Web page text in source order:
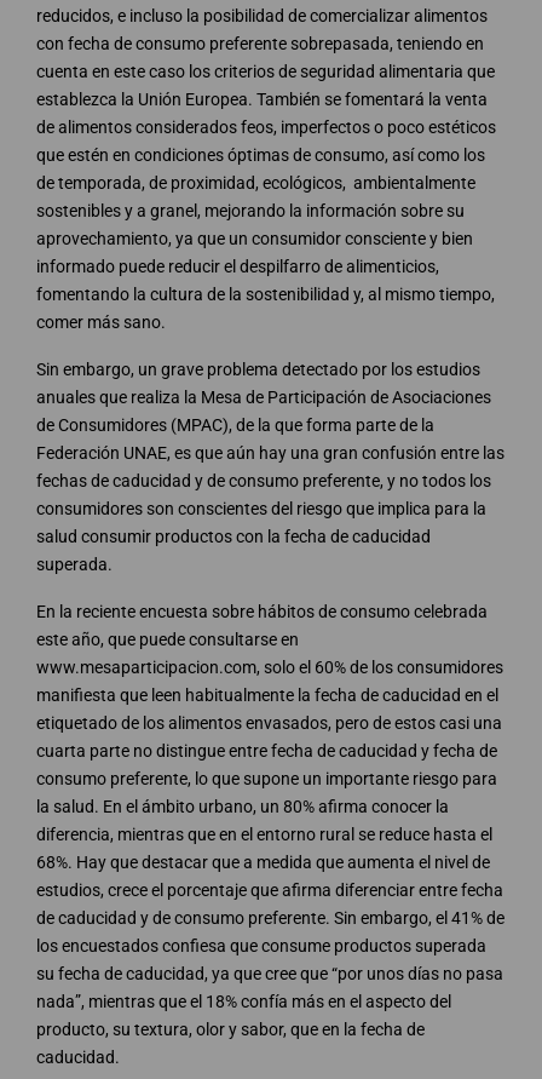
reducidos, e incluso la posibilidad de comercializar alimentos
con fecha de consumo preferente sobrepasada, teniendo en
cuenta en este caso los criterios de seguridad alimentaria que
establezca la Unión Europea. También se fomentará la venta
de alimentos considerados feos, imperfectos o poco estéticos
que estén en condiciones óptimas de consumo, así como los
de temporada, de proximidad, ecológicos, ambientalmente
sostenibles y a granel, mejorando la información sobre su
aprovechamiento, ya que un consumidor consciente y bien
informado puede reducir el despilfarro de alimenticios,
fomentando la cultura de la sostenibilidad y, al mismo tiempo,
comer más sano.
Sin embargo, un grave problema detectado por los estudios
anuales que realiza la Mesa de Participación de Asociaciones
de Consumidores (MPAC), de la que forma parte de la
Federación UNAE, es que aún hay una gran confusión entre las
fechas de caducidad y de consumo preferente, y no todos los
consumidores son conscientes del riesgo que implica para la
salud consumir productos con la fecha de caducidad
superada.
En la reciente encuesta sobre hábitos de consumo celebrada
este año, que puede consultarse en
www.mesaparticipacion.com, solo el 60% de los consumidores
manifiesta que leen habitualmente la fecha de caducidad en el
etiquetado de los alimentos envasados, pero de estos casi una
cuarta parte no distingue entre fecha de caducidad y fecha de
consumo preferente, lo que supone un importante riesgo para
la salud. En el ámbito urbano, un 80% afirma conocer la
diferencia, mientras que en el entorno rural se reduce hasta el
68%. Hay que destacar que a medida que aumenta el nivel de
estudios, crece el porcentaje que afirma diferenciar entre fecha
de caducidad y de consumo preferente. Sin embargo, el 41% de
los encuestados confiesa que consume productos superada
su fecha de caducidad, ya que cree que “por unos días no pasa
nada”, mientras que el 18% confía más en el aspecto del
producto, su textura, olor y sabor, que en la fecha de
caducidad.